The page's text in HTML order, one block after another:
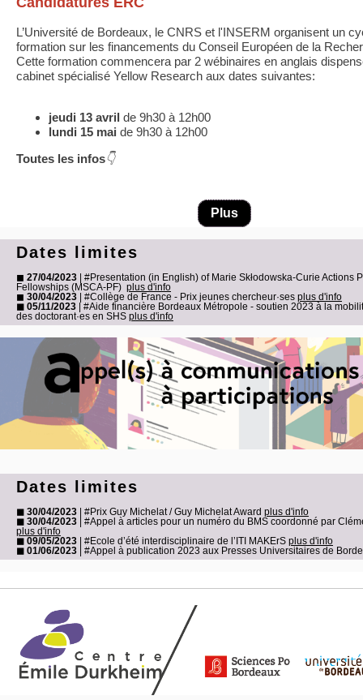
L’Université de Bordeaux, le CNRS et l'INSERM organisent un
formation sur les financements du Conseil Européen de la
Cette formation commencera par 2 wébinaires en anglais
cabinet spécialisé Yellow Research aux dates suivantes:
jeudi 13 avril de 9h30 à 12h00
lundi 15 mai de 9h30 à 12h00
Toutes les infos👇
Plus
Dates limites
◼ 27/04/2023
| #Presentation (in English) of Marie Skłodowska-Curie Actions
Fellowships (MSCA-PF) plus d'info
◼ 30/04/2023 | #Collège de France - Prix jeunes chercheur·ses plus d'info
◼ 05/11/2023
| #Aide financière Bordeaux Métropole - soutien 2023 à la
des doctorant·es en SHS plus d'info
Dates limites
◼ 30/04/2023 | #Prix Guy Michelat / Guy Michelat Award plus d'info
◼ 30/04/2023
| #Appel à articles pour un numéro du BMS coordonné par
plus d'info
◼ 09/05/2023
| #Ecole d’été interdisciplinaire de l’ITI MAKErS plus d'info
◼ 01/06/2023
| #Appel à publication 2023 aux Presses Universitaires de